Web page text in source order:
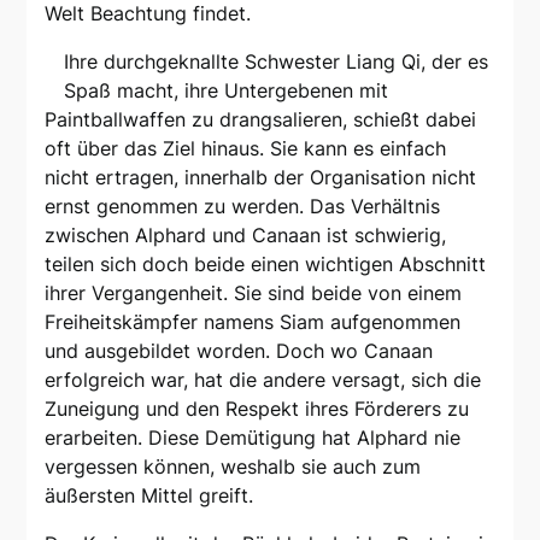
Welt Beachtung findet.
Ihre durchgeknallte Schwester Liang Qi, der es
Spaß macht, ihre Untergebenen mit
Paintballwaffen zu drangsalieren, schießt dabei
oft über das Ziel hinaus. Sie kann es einfach
nicht ertragen, innerhalb der Organisation nicht
ernst genommen zu werden. Das Verhältnis
zwischen Alphard und Canaan ist schwierig,
teilen sich doch beide einen wichtigen Abschnitt
ihrer Vergangenheit. Sie sind beide von einem
Freiheitskämpfer namens Siam aufgenommen
und ausgebildet worden. Doch wo Canaan
erfolgreich war, hat die andere versagt, sich die
Zuneigung und den Respekt ihres Förderers zu
erarbeiten. Diese Demütigung hat Alphard nie
vergessen können, weshalb sie auch zum
äußersten Mittel greift.